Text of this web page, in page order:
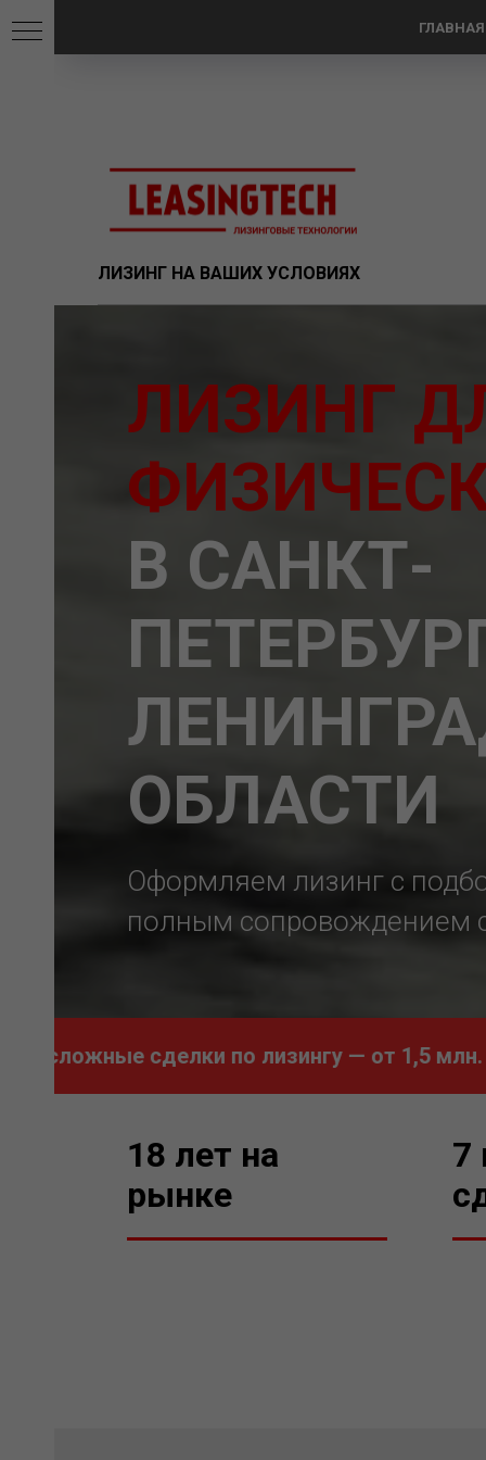
ГЛАВНАЯ
ЛИЗИНГ НА ВАШИХ УСЛОВИЯХ
ЛИЗИНГ
В САНКТ-
ОБЛАСТИ
Оформляем лизинг с
полным сопровождением
сделки по лизингу — от 1,5 млн. до
18 лет на
рынке
7